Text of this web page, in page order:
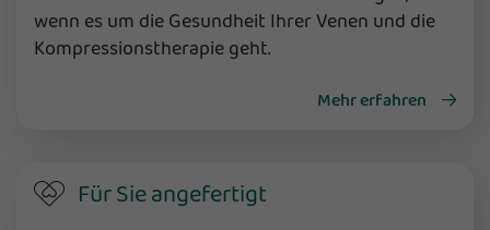
wenn es um die Gesundheit Ihrer Venen und die
Kompressionstherapie geht.
Mehr erfahren
Für Sie angefertigt